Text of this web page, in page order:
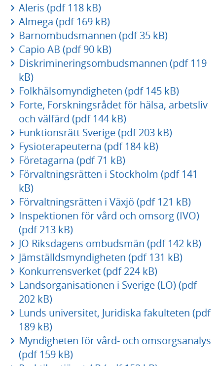
Aleris (pdf 118 kB)
Almega (pdf 169 kB)
Barnombudsmannen (pdf 35 kB)
Capio AB (pdf 90 kB)
Diskrimineringsombudsmannen (pdf 119
kB)
Folkhälsomyndigheten (pdf 145 kB)
Forte, Forskningsrådet för hälsa, arbetsliv
och välfärd (pdf 144 kB)
Funktionsrätt Sverige (pdf 203 kB)
Fysioterapeuterna (pdf 184 kB)
Företagarna (pdf 71 kB)
Förvaltningsrätten i Stockholm (pdf 141
kB)
Förvaltningsrätten i Växjö (pdf 121 kB)
Inspektionen för vård och omsorg (IVO)
(pdf 213 kB)
JO Riksdagens ombudsmän (pdf 142 kB)
Jämställdsmyndigheten (pdf 131 kB)
Konkurrensverket (pdf 224 kB)
Landsorganisationen i Sverige (LO) (pdf
202 kB)
Lunds universitet, Juridiska fakulteten (pdf
189 kB)
Myndigheten för vård- och omsorgsanalys
(pdf 159 kB)